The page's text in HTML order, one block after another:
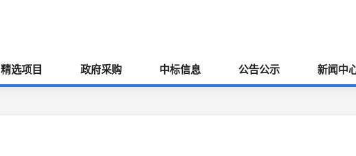
精选项目 政府采购 中标信息 公告公示 新闻中